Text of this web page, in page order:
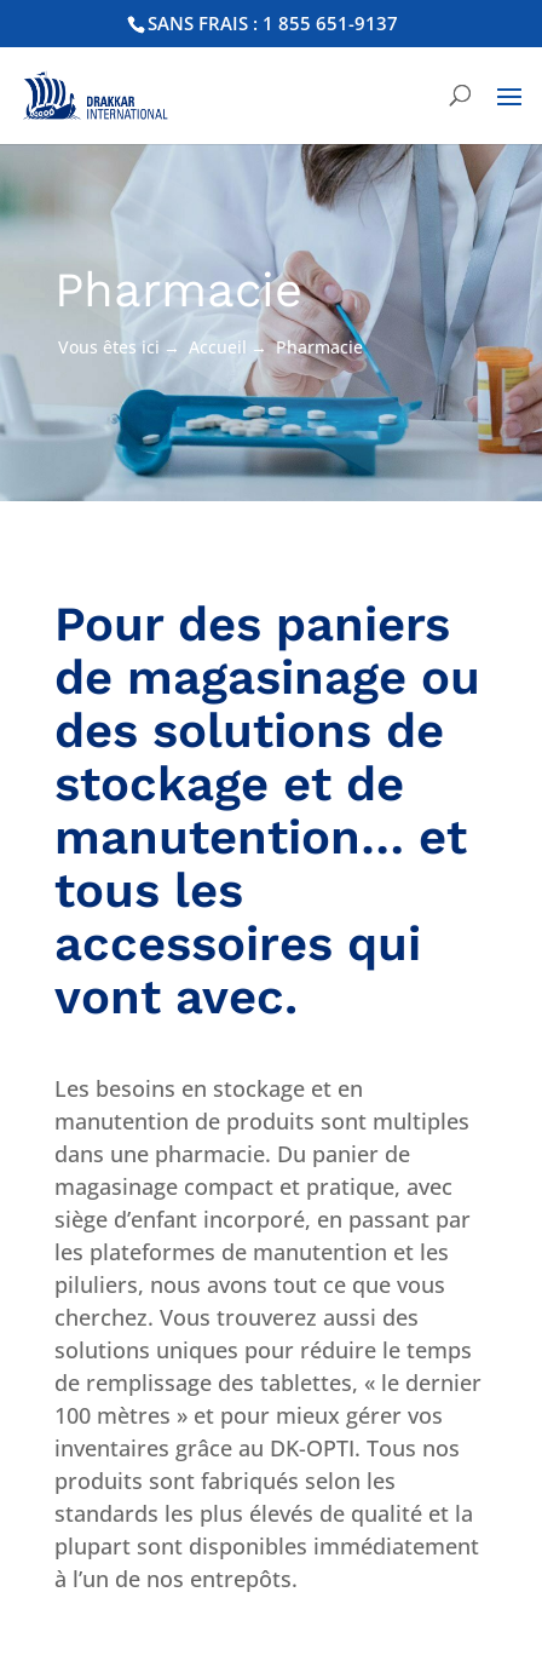
SANS FRAIS : 1 855 651-9137
Pharmacie
Vous êtes ici → Accueil → Pharmacie
Pour des paniers
de magasinage ou
des solutions de
stockage et de
manutention… et
tous les
accessoires qui
vont avec.
Les besoins en stockage et en
manutention de produits sont multiples
dans une pharmacie. Du panier de
magasinage compact et pratique, avec
siège d’enfant incorporé, en passant par
les plateformes de manutention et les
piluliers, nous avons tout ce que vous
cherchez. Vous trouverez aussi des
solutions uniques pour réduire le temps
de remplissage des tablettes, « le dernier
100 mètres » et pour mieux gérer vos
inventaires grâce au DK-OPTI. Tous nos
produits sont fabriqués selon les
standards les plus élevés de qualité et la
plupart sont disponibles immédiatement
à l’un de nos entrepôts.